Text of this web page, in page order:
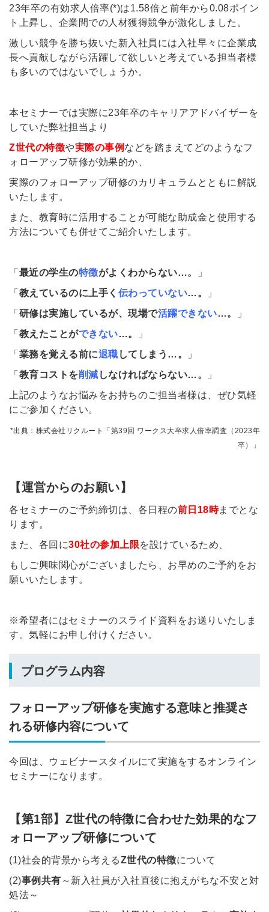
23年卒の有効求人倍率(*)は1.58倍と前年から0.08ポイン
ト上昇し、企業間での人材獲得競争が激化しました。
激しい競争を勝ち抜いた新入社員には入社早々に企業成
長へ貢献しながら活躍して欲しいと考えている担当者様
も多いのではないでしょうか。
本セミナーでは実際に23年卒のキャリアアドバイザーを
していた弊社担当より
Z世代の特徴や実際の事例 などを踏まえて どのようなフ
ォローアップ研修が効果的か、
実際のフォローアップ研修のカリキュラムとともに解説
いたします。
また、教育時に活用することが可能な助成金と使用する
方法についても併せてご紹介いたします。
「 最近の学生の特徴がよくわからない…。
」
「 教えているのに上手く 伝わっていない…。
」
「 研修は実施しているが、現場で活躍できない…。
」
「 教えたことができない…。
」
「 業務を覚える前に退職 してしまう…。
」
「 教育コストを削減 しなければならない…。
」
上記のようなお悩みをお持ちのご担当者様は、ぜひ気軽
にご参加ください。
*出典：株式会社リクルート「第39回 ワークス大卒求人倍率調査（2023年
卒）」
【運営からのお願い】
各セミナーのご予約締切は、各日程の前日18時までとな
ります。
また、各回に30社の参加上限を設けているため、
もしご興味関心がございましたら、お早めのご予約をお
願いいたします。
※希望者にはセミナーのスライド資料をお送りいたしま
す。気軽にお申し付けください。
プログラム内容
フォローアップ研修を実施する意味と推奨さ
れる研修内容について
今回は、ウェビナースタイルにて実施をするオンライン
セミナーになります。
【第1部】Z世代の特徴に合わせた効果的なフ
ォローアップ研修について
(1)社会的背景から考えるZ世代の特徴について
(2)事例共有 ～新入社員が入社直後に抱えがちな不安と対
処法～